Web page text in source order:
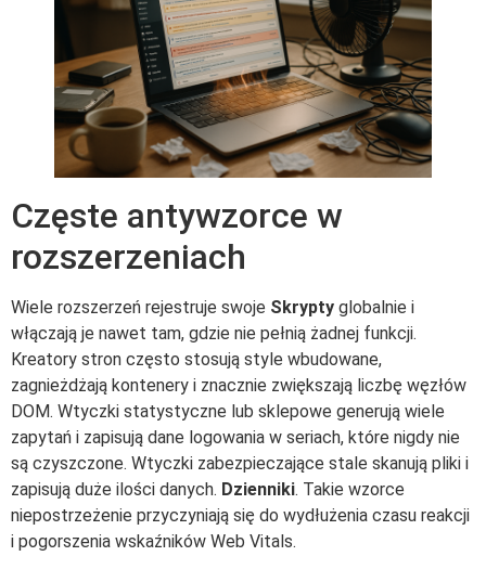
Częste antywzorce w
rozszerzeniach
Wiele rozszerzeń rejestruje swoje Skrypty globalnie i
włączają je nawet tam, gdzie nie pełnią żadnej funkcji.
Kreatory stron często stosują style wbudowane,
zagnieżdżają kontenery i znacznie zwiększają liczbę węzłów
DOM. Wtyczki statystyczne lub sklepowe generują wiele
zapytań i zapisują dane logowania w seriach, które nigdy nie
są czyszczone. Wtyczki zabezpieczające stale skanują pliki i
zapisują duże ilości danych. Dzienniki. Takie wzorce
niepostrzeżenie przyczyniają się do wydłużenia czasu reakcji
i pogorszenia wskaźników Web Vitals.